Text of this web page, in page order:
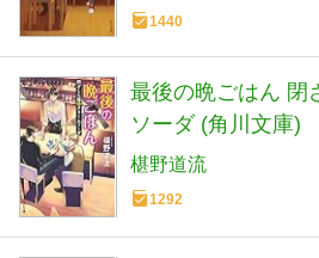
1440
最後の晩ごはん 閉
ソーダ (角川文庫)
椹野道流
1292